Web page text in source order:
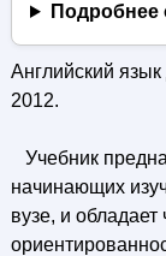
Подробнее
Английский
2012.
Учебник
начинающих
вузе, и